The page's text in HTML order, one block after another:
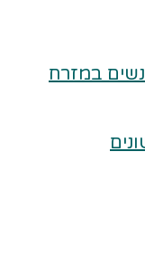
במזרח